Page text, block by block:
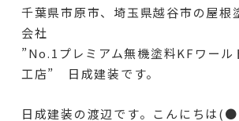
千葉県市原市、埼玉県越谷市の屋根
会社
”No.1プレミアム無機塗料KFワー
工店” 日成建装です。
日成建装の渡辺です。こんにちは